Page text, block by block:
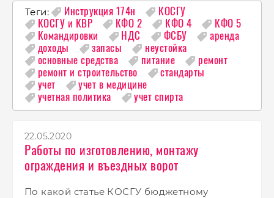
Теги: Инструкция 174н
КОСГУ
КОСГУ и КВР
КФО 2 КФО 4
КФО 5
Командировки
НДС ФСБУ
аренда
доходы
запасы
неустойка
основные средства
питание
ремонт
ремонт и строительство
стандарты
учет
учет в медицине
учетная политика
учет спирта
22.05.2020
Работы по изготовлению, монтажу
ограждения и въездных ворот
По какой статье КОСГУ бюджетному